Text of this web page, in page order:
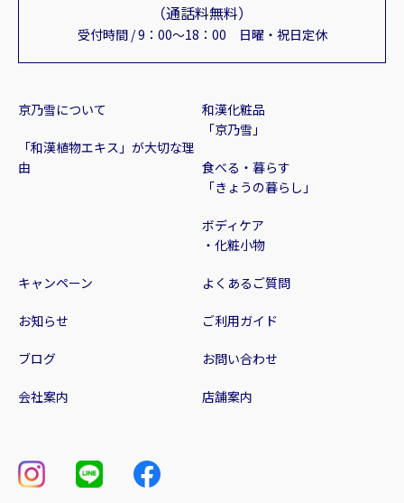
京乃雪について
「和漢植物エキス」が大切な理
由
和漢化粧品
「京乃雪」
食べる・暮らす
「きょうの暮らし」
ボディケア
・化粧小物
キャンペーン
お知らせ
ブログ
会社案内 店舗案内
よくあるご質問
ご利用ガイド
お問い合わせ
（通話料無料）
受付時間 / 9：00～18：00 日曜・祝日定休